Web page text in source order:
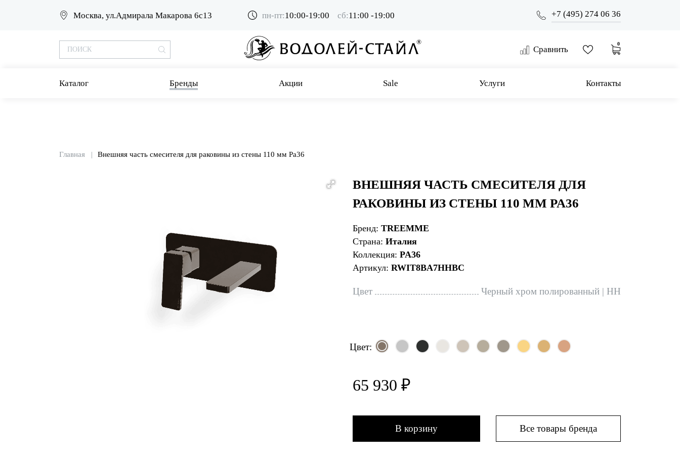
Москва, ул.Адмирала Макарова 6с13 пн-пт:10:00-19:00 сб:11:00 -19:00 +7 (495) 274 06 36
Сравнить
0
Каталог Бренды Акции Sale Услуги Контакты
Главная Внешняя часть смесителя для раковины из стены 110 мм Pa36
ВНЕШНЯЯ ЧАСТЬ СМЕСИТЕЛЯ ДЛЯ
РАКОВИНЫ ИЗ СТЕНЫ 110 ММ PA36
Бренд: TREEMME
Страна: Италия
Коллекция: PA36
Артикул: RWIT8BA7HHBC
Цвет Черный хром полированный | HH
Цвет:
65 930 ₽
В корзину Все товары бренда